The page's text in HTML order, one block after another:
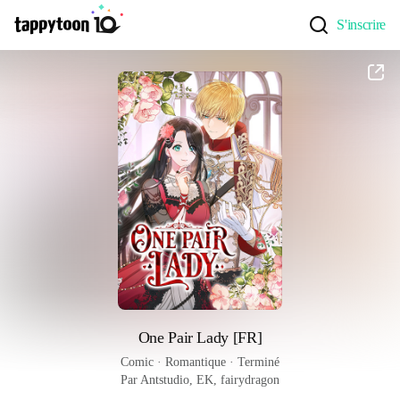
S'inscrire
One Pair Lady [FR]
Comic · Romantique · Terminé
Par Antstudio, EK, fairydragon